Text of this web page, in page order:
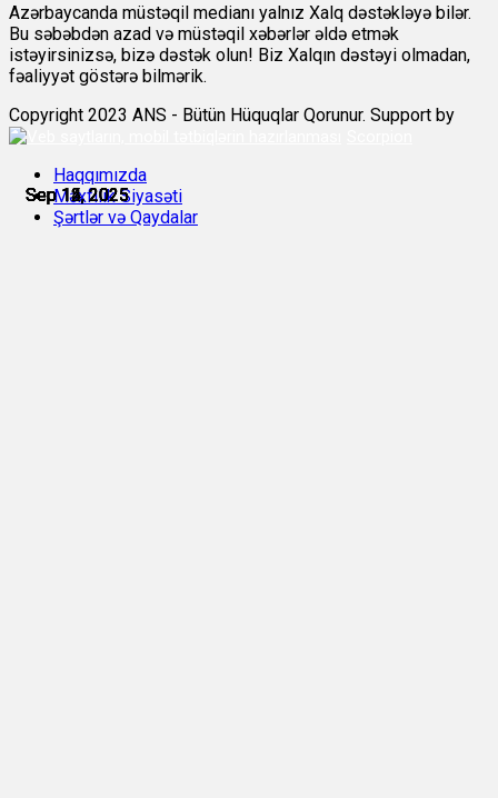
Sep 12, 2025
Sep 12, 2025
Sep 12, 2025
Sep 14, 2025
Sep 14, 2025
Sep 15, 2025
Azərbaycanda müstəqil medianı yalnız Xalq dəstəkləyə bilər.
Bu səbəbdən azad və müstəqil xəbərlər əldə etmək
istəyirsinizsə, bizə dəstək olun! Biz Xalqın dəstəyi olmadan,
fəaliyyət göstərə bilmərik.
Copyright 2023 ANS - Bütün Hüquqlar Qorunur. Support by
Haqqımızda
Məxfilik Siyasəti
Şərtlər və Qaydalar